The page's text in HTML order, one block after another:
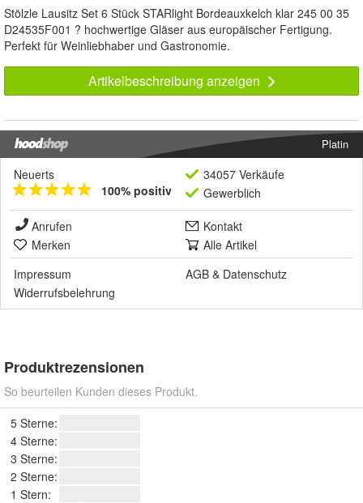
Stölzle Lausitz Set 6 Stück STARlight Bordeauxkelch klar 245 00 35
D24535F001 ? hochwertige Gläser aus europäischer Fertigung.
Perfekt für Weinliebhaber und Gastronomie.
Artikelbeschreibung anzeigen
Platin
Neuerts
100% positiv
34057 Verkäufe
Gewerblich
Anrufen
Kontakt
Merken
Alle Artikel
Impressum
AGB & Datenschutz
Widerrufsbelehrung
Produktrezensionen
So beurteilen Kunden dieses Produkt.
5 Sterne:
4 Sterne:
3 Sterne:
2 Sterne:
1 Stern: